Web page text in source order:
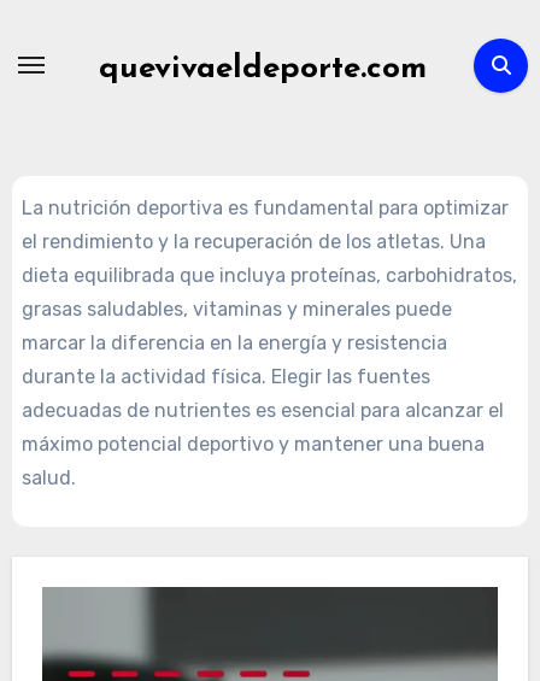
quevivaeldeporte.com
La nutrición deportiva es fundamental para optimizar
el rendimiento y la recuperación de los atletas. Una
dieta equilibrada que incluya proteínas, carbohidratos,
grasas saludables, vitaminas y minerales puede
marcar la diferencia en la energía y resistencia
durante la actividad física. Elegir las fuentes
adecuadas de nutrientes es esencial para alcanzar el
máximo potencial deportivo y mantener una buena
salud.